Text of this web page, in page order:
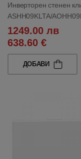
Инверторен стенен
ASHH09KLTA/
1249.00 лв
638.60 €
ДОБАВИ